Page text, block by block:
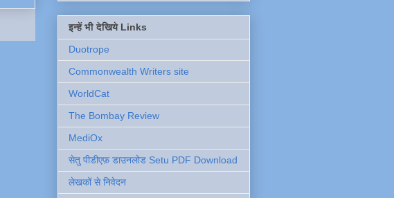
इन्हें भी देखिये Links
Duotrope
Commonwealth Writers site
WorldCat
The Bombay Review
MediOx
सेतु पीडीएफ़ डाउनलोड Setu PDF Download
लेखकों से निवेदन